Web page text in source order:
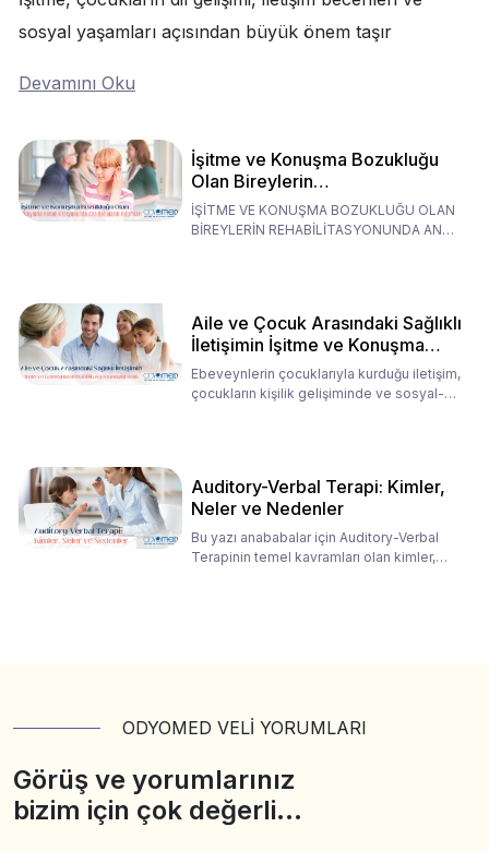
sosyal yaşamları açısından büyük önem taşır
Devamını Oku
İşitme ve Konuşma Bozukluğu
Olan Bireylerin
Rehabilitasyonunda Ana
Babaların Tutumları
İŞİTME VE KONUŞMA BOZUKLUĞU OLAN
BİREYLERİN REHABİLİTASYONUNDA ANA
Aile ve Çocuk Arasındaki Sağlıklı
İletişimin İşitme ve Konuşma
Rehabilitasyonundaki Rolü
Ebeveynlerin çocuklarıyla kurduğu iletişim,
çocukların kişilik gelişiminde ve sosyal-
Auditory-Verbal Terapi: Kimler,
Neler ve Nedenler
Bu yazı anababalar için Auditory-Verbal
Terapinin temel kavramları olan kimler,
ODYOMED VELİ YORUMLARI
Görüş ve yorumlarınız
bizim için çok değerli…